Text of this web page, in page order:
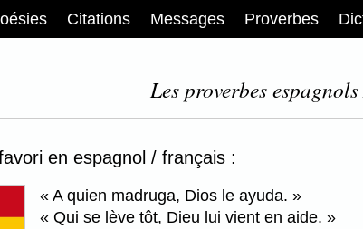
Citations Messages Proverbes
Les proverbes
en espagnol / français :
A quien madruga, Dios le ayuda.
Qui se lève tôt, Dieu lui vient en aide.